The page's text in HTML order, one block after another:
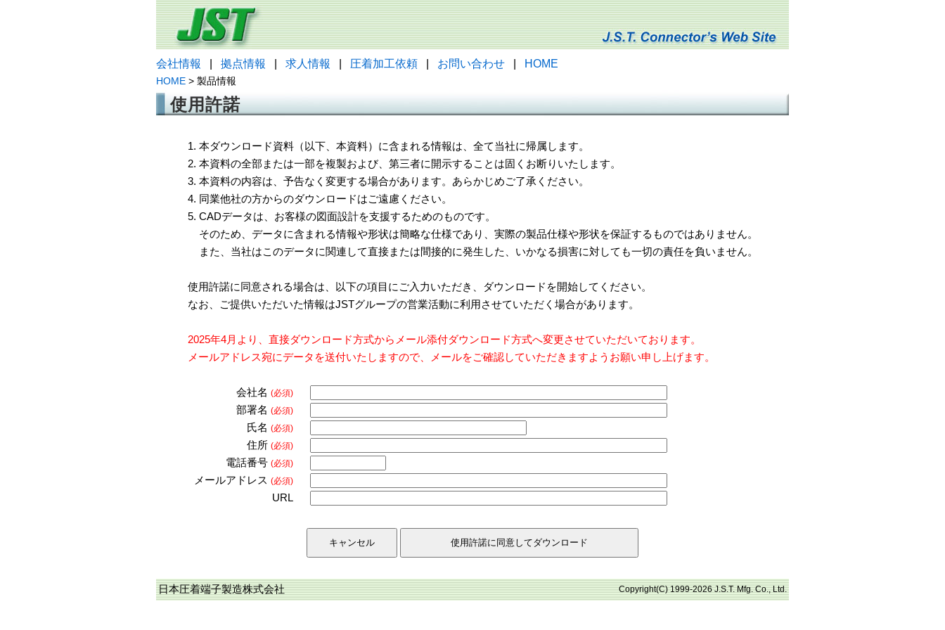
会社情報 拠点情報 求人情報 圧着加工依頼 お問い合わせ HOME
HOME > 製品情報
使用許諾
1. 本ダウンロード資料（以下、本資料）に含まれる情報は、全て当社に帰属します。
2. 本資料の全部または一部を複製および、第三者に開示することは固くお断りいたします。
3. 本資料の内容は、予告なく変更する場合があります。あらかじめご了承ください。
4. 同業他社の方からのダウンロードはご遠慮ください。
5. CADデータは、お客様の図面設計を支援するためのものです。
そのため、データに含まれる情報や形状は簡略な仕様であり、実際の製品仕様や形状を保証するものではありません。
また、当社はこのデータに関連して直接または間接的に発生した、いかなる損害に対しても一切の責任を負いません。
使用許諾に同意される場合は、以下の項目にご入力いただき、ダウンロードを開始してください。
なお、ご提供いただいた情報はJSTグループの営業活動に利用させていただく場合があります。
2025年4月より、直接ダウンロード方式からメール添付ダウンロード方式へ変更させていただいております。
メールアドレス宛にデータを送付いたしますので、メールをご確認していただきますようお願い申し上げます。
会社名 (必須)
部署名 (必須)
氏名 (必須)
住所 (必須)
電話番号 (必須)
メールアドレス (必須)
URL
日本圧着端子製造株式会社 Copyright(C) 1999-2026 J.S.T. Mfg. Co., Ltd.